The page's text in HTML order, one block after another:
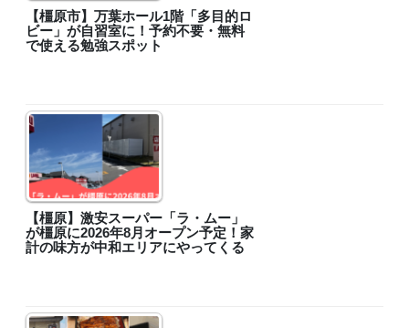
【橿原市】万葉ホール1階「多目的ロ
ビー」が自習室に！予約不要・無料
で使える勉強スポット
【橿原】激安スーパー「ラ・ムー」
が橿原に2026年8月オープン予定！家
計の味方が中和エリアにやってくる